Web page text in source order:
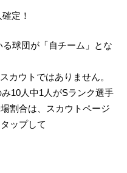
定！
球団が「自チーム」とな
カウトではありません。
10人中1人がSランク選手
割合は、スカウトページ
ップして